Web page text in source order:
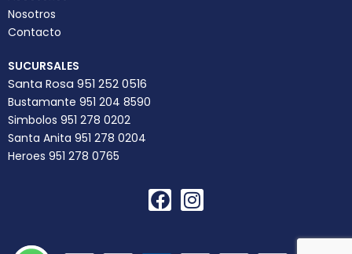
Nosotros
Contacto
SUCURSALES
Santa Rosa 951 252 0516
Bustamante 951 204 8590
Simbolos 951 278 0202
Santa Anita 951 278 0204
Heroes 951 278 0765